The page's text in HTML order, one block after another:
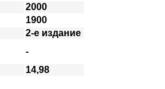
2000
1900
2-е издание
-
14,98